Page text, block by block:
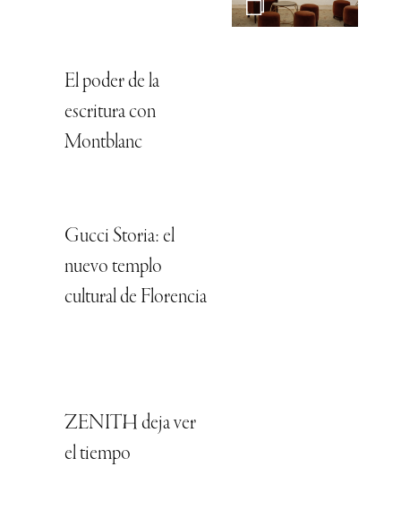
El poder de la
escritura con
Montblanc
Gucci Storia: el
nuevo templo
cultural de Florencia
ZENITH deja ver
el tiempo